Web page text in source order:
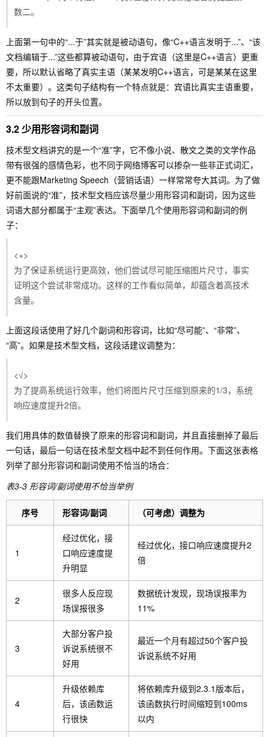
数二。
上面第一句中的“...于”其实就是被动语句，像“C++语言发明于...”、“该
文档编辑于...”这些都算被动语句，由于宾语（这里是C++语言）更重
要，所以默认省略了真实主语（某某发明C++语言，可是某某在这里
不太重要）。这类句子结构有一个特点就是：宾语比真实主语重要，
所以放到句子的开头位置。
3.2 少用形容词和副词
技术型文档讲究的是一个“准”字，它不像小说、散文之类的文学作品
带有很强的感情色彩，也不同于网络博客可以掺杂一些非正式词汇，
更不能跟Marketing Speech（营销话语）一样常常夸大其词。为了做
好前面说的“准”，技术型文档应该尽量少用形容词和副词，因为这些
词语大部分都属于“主观”表达。下面举几个使用形容词和副词的例
子：
<×>
为了保证系统运行更高效，他们尝试尽可能压缩图片尺寸，事实
证明这个尝试非常成功。这样的工作看似简单，却蕴含着高技术
含量。
上面这段话使用了好几个副词和形容词，比如“尽可能”、“非常”、
“高”。如果是技术型文档，这段话建议调整为：
<√>
为了提高系统运行效率，他们将图片尺寸压缩到原来的1/3，系统
响应速度提升2倍。
我们用具体的数值替换了原来的形容词和副词，并且直接删掉了最后
一句话，最后一句话在技术型文档中起不到任何作用。下面这张表格
列举了部分形容词和副词使用不恰当的场合：
表3-3 形容词/副词使用不恰当举例
序号 形容词/副词 （可考虑）调整为
1
经过优化，接
口响应速度提
升明显
经过优化，接口响应速度提升2
倍
2
很多人反应现
场误报很多
数据统计发现，现场误报率为
11%
3
大部分客户投
诉说系统很不
好用
最近一个月有超过50个客户投
诉说系统不好用
4
升级依赖库
后，该函数运
行很快
将依赖库升级到2.3.1版本后，
该函数执行时间缩短到100ms
以内